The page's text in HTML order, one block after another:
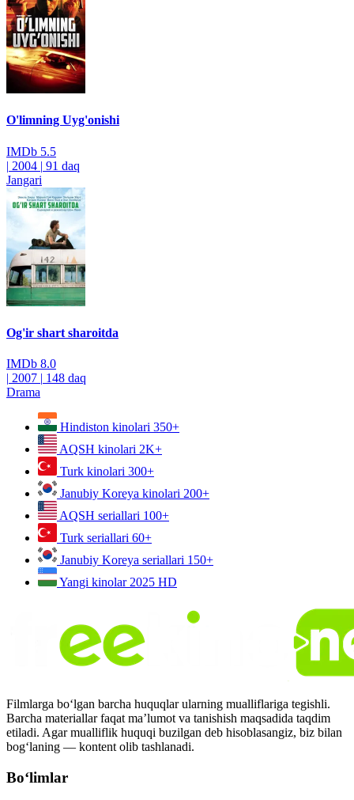
O'limning Uyg'onishi
IMDb 5.5
| 2004 | 91 daq
Jangari
Og'ir shart sharoitda
IMDb 8.0
| 2007 | 148 daq
Drama
Hindiston kinolari 350+
AQSH kinolari 2K+
Turk kinolari 300+
Janubiy Koreya kinolari 200+
AQSH seriallari 100+
Turk seriallari 60+
Janubiy Koreya seriallari 150+
Yangi kinolar 2025 HD
Filmlarga bo‘lgan barcha huquqlar ularning mualliflariga tegishli.
Barcha materiallar faqat ma’lumot va tanishish maqsadida taqdim
etiladi. Agar mualliflik huquqi buzilgan deb hisoblasangiz, biz bilan
bog‘laning — kontent olib tashlanadi.
Bo‘limlar